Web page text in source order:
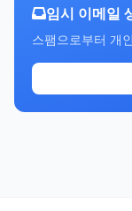
임시 이메일
스팸으로부터 개